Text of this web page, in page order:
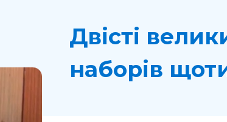
Двісті
наборів